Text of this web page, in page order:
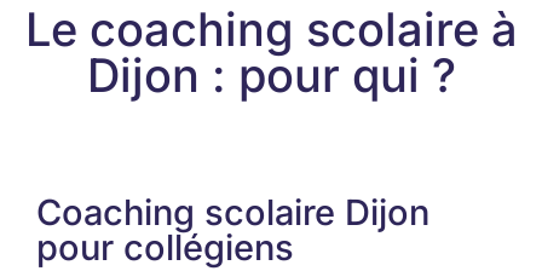
Le coaching scolaire à
Dijon : pour qui ?
Coaching scolaire Dijon
pour collégiens